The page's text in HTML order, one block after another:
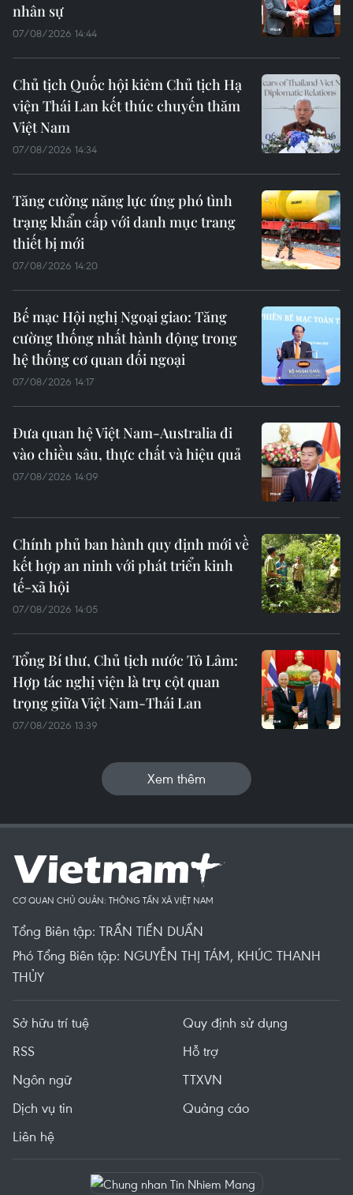
nhân sự
07/08/2026 14:44
Chủ tịch Quốc hội kiêm Chủ tịch Hạ
viện Thái Lan kết thúc chuyến thăm
Việt Nam
07/08/2026 14:34
Tăng cường năng lực ứng phó tình
trạng khẩn cấp với danh mục trang
thiết bị mới
07/08/2026 14:20
Bế mạc Hội nghị Ngoại giao: Tăng
cường thống nhất hành động trong
hệ thống cơ quan đối ngoại
07/08/2026 14:17
Đưa quan hệ Việt Nam-Australia đi
vào chiều sâu, thực chất và hiệu quả
07/08/2026 14:09
Chính phủ ban hành quy định mới về
kết hợp an ninh với phát triển kinh
tế-xã hội
07/08/2026 14:05
Tổng Bí thư, Chủ tịch nước Tô Lâm:
Hợp tác nghị viện là trụ cột quan
trọng giữa Việt Nam-Thái Lan
07/08/2026 13:39
Xem thêm
CƠ QUAN CHỦ QUẢN: THÔNG TẤN XÃ VIỆT NAM
Tổng Biên tập: TRẦN TIẾN DUẨN
Phó Tổng Biên tập: NGUYỄN THỊ TÁM, KHÚC THANH
THỦY
Sở hữu trí tuệ
Quy định sử dụng
RSS
Hỗ trợ
Ngôn ngữ
TTXVN
Dịch vụ tin
Quảng cáo
Liên hệ